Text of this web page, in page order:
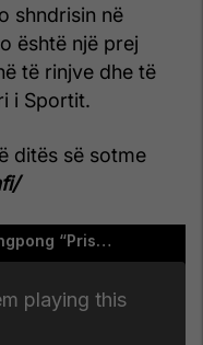
shndrisin në
është një prej
të rinjve dhe të
i Sportit.
ditës së sotme